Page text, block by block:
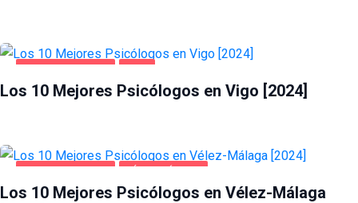
Los 10 Mejores Psicólogos en Vigo [2024]
Los 10 Mejores Psicólogos en Vélez-Málaga